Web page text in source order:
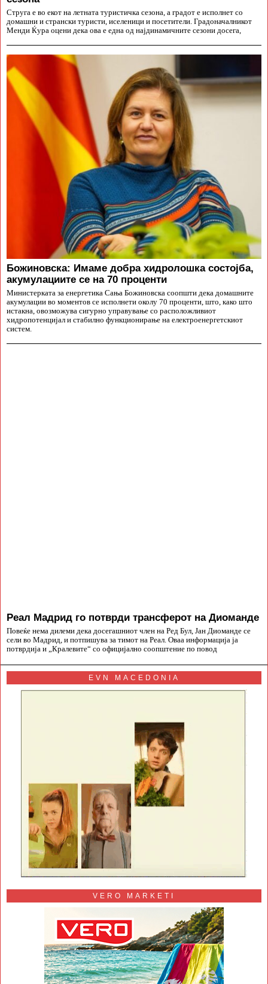
Струга е во екот на летната туристичка сезона, а градот е исполнет со
домашни и странски туристи, иселеници и посетители. Градоначалникот
Менди Ќура оцени дека ова е една од најдинамичните сезони досега,
Божиновска: Имаме добра хидролошка состојба,
акумулациите се на 70 проценти
Министерката за енергетика Сања Божиновска соопшти дека домашните
акумулации во моментов се исполнети околу 70 проценти, што, како што
истакна, овозможува сигурно управување со расположливиот
хидропотенцијал и стабилно функционирање на електроенергетскиот
систем.
Реал Мадрид го потврди трансферот на Диоманде
Повеќе нема дилеми дека досегашниот член на Ред Бул, Јан Диоманде се
сели во Мадрид, и потпишува за тимот на Реал. Оваа информација ја
потврдија и „Кралевите“ со официјално соопштение по повод
EVN MACEDONIA
VERO MARKETI